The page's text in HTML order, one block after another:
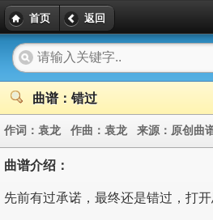
首页 返回
曲谱：错过
作词： 袁龙 作曲： 袁龙 来源： 原创曲
曲谱介绍：
先前有过承诺，最终还是错过，打